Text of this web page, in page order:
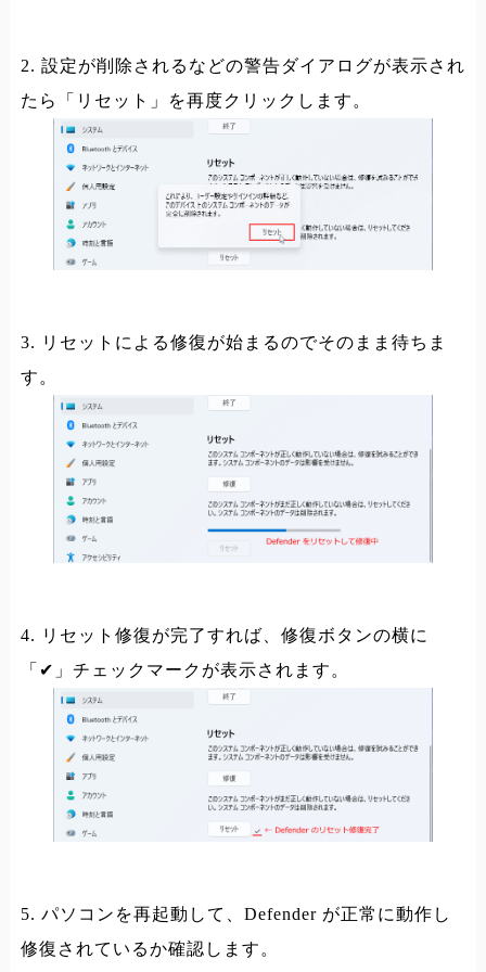
2. 設定が削除されるなどの警告ダイアログが表示され
たら「リセット」を再度クリックします。
3. リセットによる修復が始まるのでそのまま待ちま
す。
4. リセット修復が完了すれば、修復ボタンの横に
「✔」チェックマークが表示されます。
5. パソコンを再起動して、Defender が正常に動作し
修復されているか確認します。